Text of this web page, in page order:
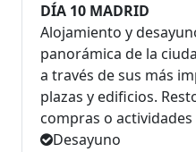
DÍA 10 MADRID
Alojamiento y
panorámica de la
a través de sus más
plazas y edificios.
compras o
Desayuno